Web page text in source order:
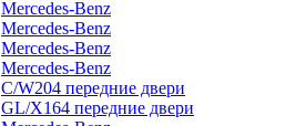
Mercedes-Benz
Mercedes-Benz
Mercedes-Benz
Mercedes-Benz
C/W204 передние двери
GL/X164 передние двери